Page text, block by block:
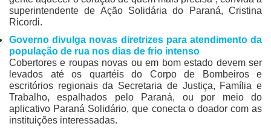
superintendente de Ação Solidária do Paraná, Cristina
Ricordi.
Governo divulga novas diretrizes para atendimento da
população de rua nos dias de frio intenso
Cobertores e roupas novas ou em bom estado devem ser
levados até os quartéis do Corpo de Bombeiros e
escritórios regionais da Secretaria de Justiça, Família e
Trabalho, espalhados pelo Paraná, ou por meio do
aplicativo Paraná Solidário, que conecta o doador com as
instituições interessadas.